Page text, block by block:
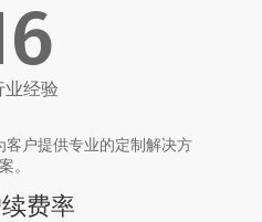
业经验
客户提供专业的定制解决方
案。
费率